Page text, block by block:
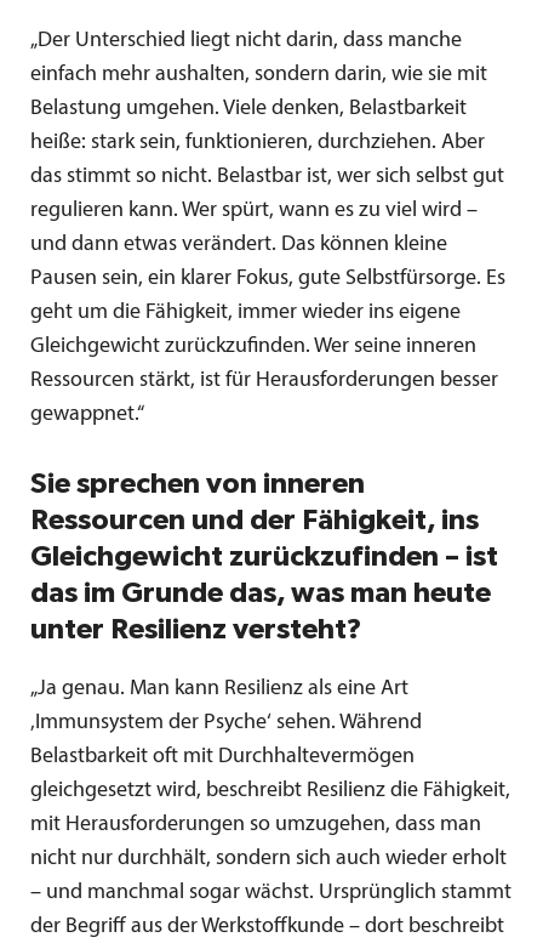
„Der Unterschied liegt nicht darin, dass manche
einfach mehr aushalten, sondern darin, wie sie mit
Belastung umgehen. Viele denken, Belastbarkeit
heiße: stark sein, funktionieren, durchziehen. Aber
das stimmt so nicht. Belastbar ist, wer sich selbst gut
regulieren kann. Wer spürt, wann es zu viel wird –
und dann etwas verändert. Das können kleine
Pausen sein, ein klarer Fokus, gute Selbstfürsorge. Es
geht um die Fähigkeit, immer wieder ins eigene
Gleichgewicht zurückzufinden. Wer seine inneren
Ressourcen stärkt, ist für Herausforderungen besser
gewappnet.“
Sie sprechen von inneren
Ressourcen und der Fähigkeit, ins
Gleichgewicht zurückzufinden – ist
das im Grunde das, was man heute
unter Resilienz versteht?
„Ja genau. Man kann Resilienz als eine Art
‚Immunsystem der Psyche‘ sehen. Während
Belastbarkeit oft mit Durchhaltevermögen
gleichgesetzt wird, beschreibt Resilienz die Fähigkeit,
mit Herausforderungen so umzugehen, dass man
nicht nur durchhält, sondern sich auch wieder erholt
– und manchmal sogar wächst. Ursprünglich stammt
der Begriff aus der Werkstoffkunde – dort beschreibt